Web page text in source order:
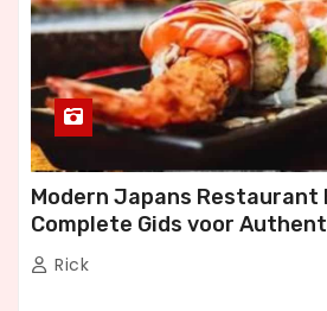
Modern Japans Restaurant
Complete Gids voor
Dineren
Rick